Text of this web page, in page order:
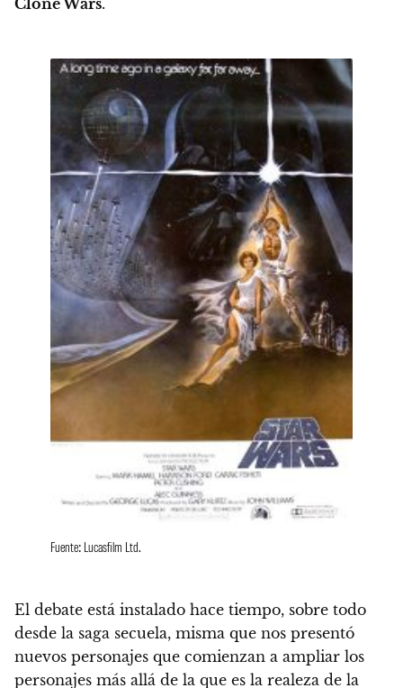
Clone Wars.
Fuente: Lucasfilm Ltd.
El debate está instalado hace tiempo, sobre todo
desde la saga secuela, misma que nos presentó
nuevos personajes que comienzan a ampliar los
personajes más allá de la que es la realeza de la